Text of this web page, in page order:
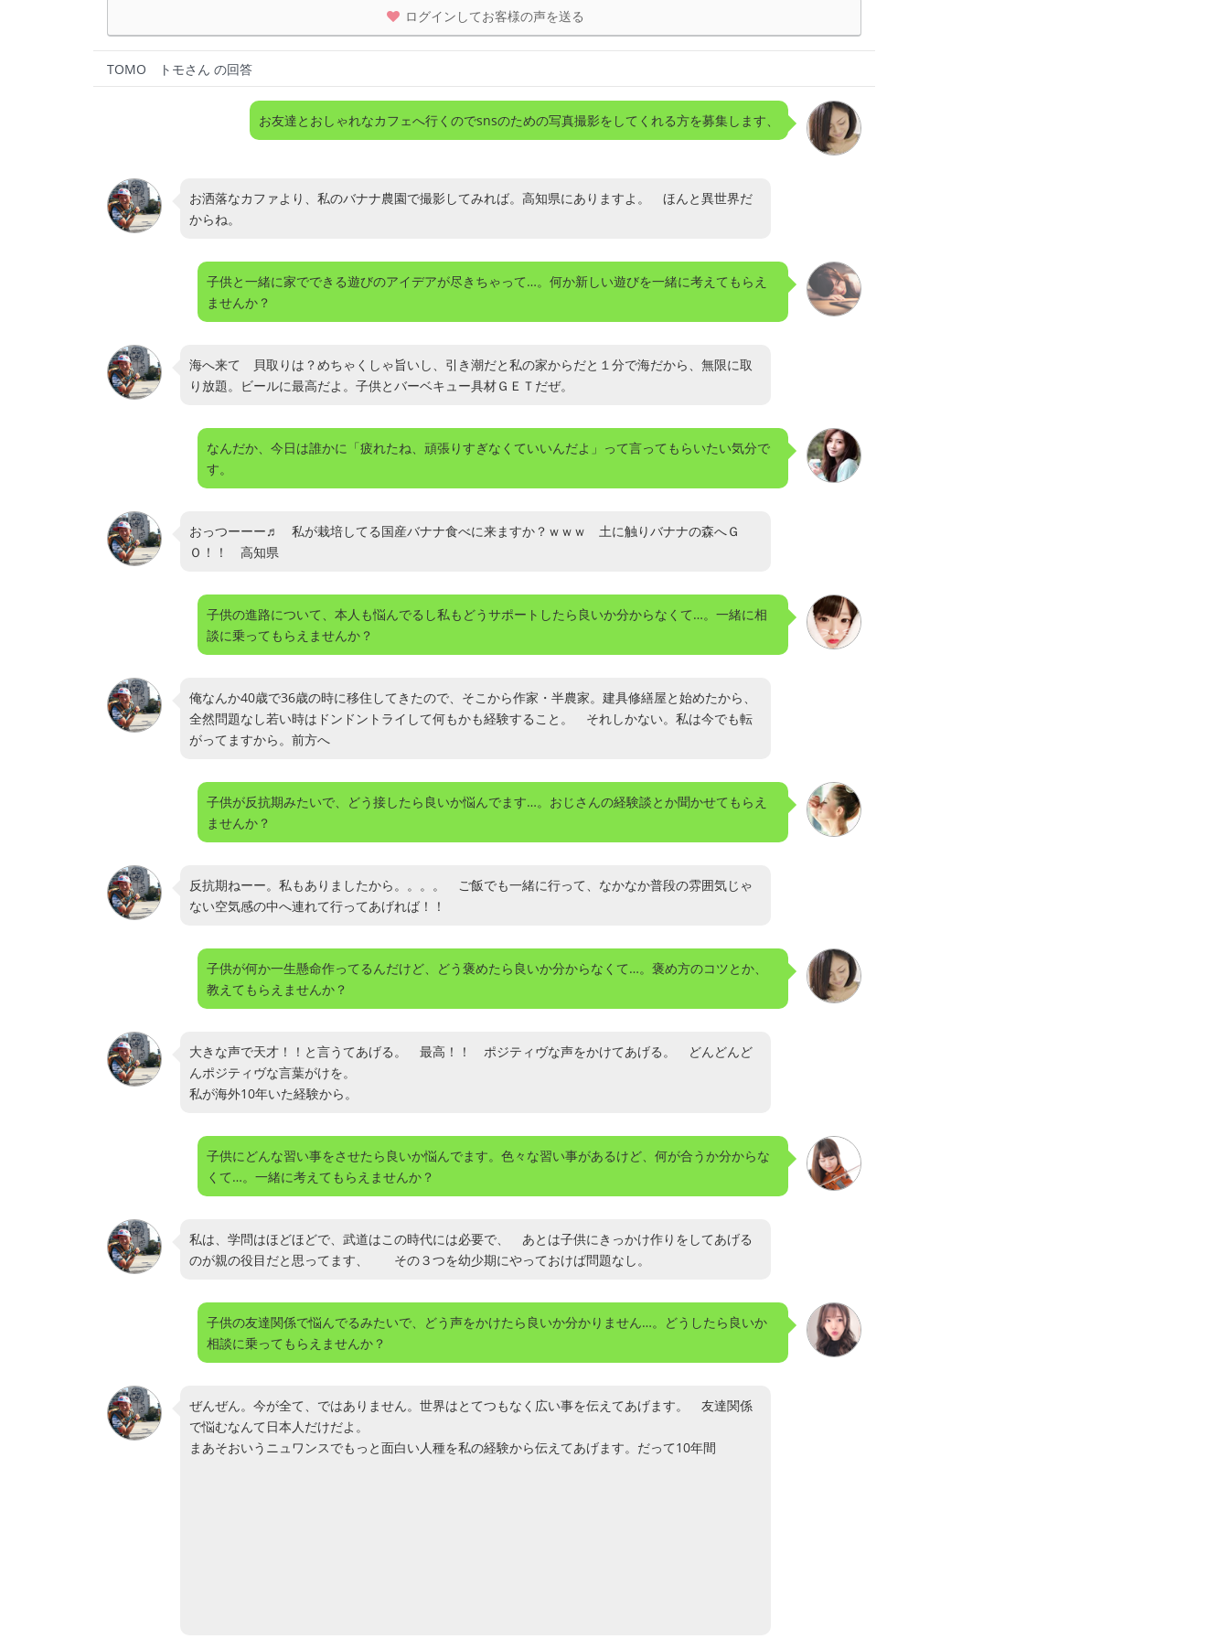
ログインしてお客様の声を送る
TOMO トモさん の回答
お友達とおしゃれなカフェへ行くのでsnsのための写真撮影をしてくれる方を募集します、
お洒落なカファより、私のバナナ農園で撮影してみれば。高知県にありますよ。 ほんと異世界だ
からね。
子供と一緒に家でできる遊びのアイデアが尽きちゃって…。何か新しい遊びを一緒に考えてもらえ
ませんか？
海へ来て 貝取りは？めちゃくしゃ旨いし、引き潮だと私の家からだと１分で海だから、無限に取
り放題。ビールに最高だよ。子供とバーベキュー具材ＧＥＴだぜ。
なんだか、今日は誰かに「疲れたね、頑張りすぎなくていいんだよ」って言ってもらいたい気分で
す。
おっつーーー♬ 私が栽培してる国産バナナ食べに来ますか？ｗｗｗ 土に触りバナナの森へＧ
Ｏ！！ 高知県
子供の進路について、本人も悩んでるし私もどうサポートしたら良いか分からなくて…。一緒に相
談に乗ってもらえませんか？
俺なんか40歳で36歳の時に移住してきたので、そこから作家・半農家。建具修繕屋と始めたから、
全然問題なし若い時はドンドントライして何もかも経験すること。 それしかない。私は今でも転
がってますから。前方へ
子供が反抗期みたいで、どう接したら良いか悩んでます…。おじさんの経験談とか聞かせてもらえ
ませんか？
反抗期ねーー。私もありましたから。。。。 ご飯でも一緒に行って、なかなか普段の雰囲気じゃ
ない空気感の中へ連れて行ってあげれば！！
子供が何か一生懸命作ってるんだけど、どう褒めたら良いか分からなくて…。褒め方のコツとか、
教えてもらえませんか？
大きな声で天才！！と言うてあげる。 最高！！ ポジティヴな声をかけてあげる。 どんどんど
んポジティヴな言葉がけを。
私が海外10年いた経験から。
子供にどんな習い事をさせたら良いか悩んでます。色々な習い事があるけど、何が合うか分からな
くて…。一緒に考えてもらえませんか？
私は、学問はほどほどで、武道はこの時代には必要で、 あとは子供にきっかけ作りをしてあげる
のが親の役目だと思ってます、 その３つを幼少期にやっておけば問題なし。
子供の友達関係で悩んでるみたいで、どう声をかけたら良いか分かりません…。どうしたら良いか
相談に乗ってもらえませんか？
ぜんぜん。今が全て、ではありません。世界はとてつもなく広い事を伝えてあげます。 友達関係
で悩むなんて日本人だけだよ。
まあそおいうニュワンスでもっと面白い人種を私の経験から伝えてあげます。だって10年間